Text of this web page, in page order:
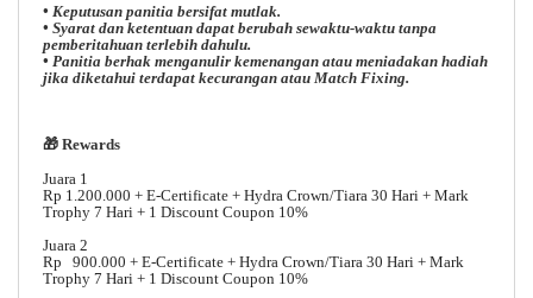
• Keputusan panitia bersifat mutlak.
• Syarat dan ketentuan dapat berubah sewaktu-waktu tanpa
pemberitahuan terlebih dahulu.
• Panitia berhak menganulir kemenangan atau meniadakan hadiah
jika diketahui terdapat kecurangan atau Match Fixing.
🎁 Rewards
Juara 1
Rp 1.200.000 + E-Certificate + Hydra Crown/Tiara 30 Hari + Mark
Trophy 7 Hari + 1 Discount Coupon 10%
Juara 2
Rp 900.000 + E-Certificate + Hydra Crown/Tiara 30 Hari + Mark
Trophy 7 Hari + 1 Discount Coupon 10%